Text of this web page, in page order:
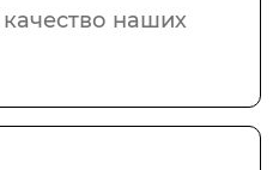
качество наших